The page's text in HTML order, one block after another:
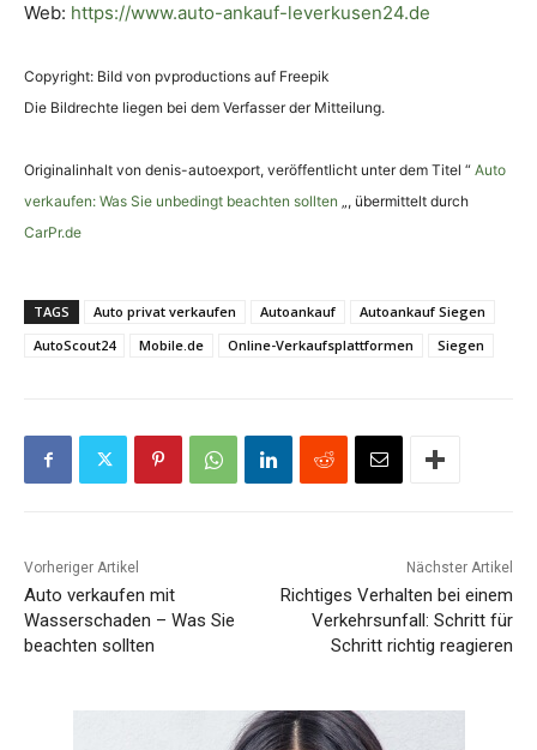
Web: https://www.auto-ankauf-leverkusen24.de
Copyright: Bild von pvproductions auf Freepik
Die Bildrechte liegen bei dem Verfasser der Mitteilung.
Originalinhalt von denis-autoexport, veröffentlicht unter dem Titel “ Auto
verkaufen: Was Sie unbedingt beachten sollten „, übermittelt durch
CarPr.de
TAGS Auto privat verkaufen Autoankauf
Autoankauf Siegen
AutoScout24
Mobile.de Online-Verkaufsplattformen Siegen
Vorheriger Artikel
Auto verkaufen mit
Wasserschaden – Was Sie
beachten sollten
Nächster Artikel
Richtiges Verhalten bei einem
Verkehrsunfall: Schritt für
Schritt richtig reagieren